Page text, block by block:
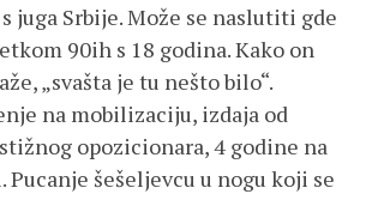
juga Srbije. Može se naslutiti gde
90ih s 18 godina. Kako on
„svašta je tu nešto bilo“.
na mobilizaciju, izdaja od
opozicionara, 4 godine na
Pucanje šešeljevcu u nogu koji se